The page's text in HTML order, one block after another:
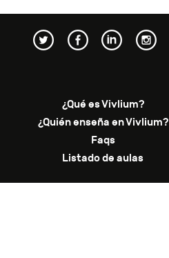
¿Qué es Vivlium?
¿Quién enseña en Vivlium?
Faqs
Listado de aulas